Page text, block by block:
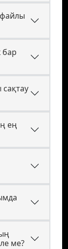
файлы
бар
ең
ме?